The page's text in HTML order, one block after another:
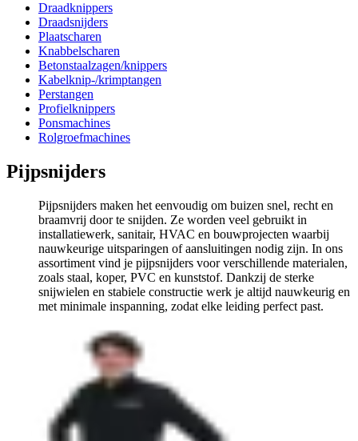
Draadknippers
Draadsnijders
Plaatscharen
Knabbelscharen
Betonstaalzagen/knippers
Kabelknip-/krimptangen
Perstangen
Profielknippers
Ponsmachines
Rolgroefmachines
Pijpsnijders
Pijpsnijders maken het eenvoudig om buizen snel, recht en
braamvrij door te snijden. Ze worden veel gebruikt in
installatiewerk, sanitair, HVAC en bouwprojecten waarbij
nauwkeurige uitsparingen of aansluitingen nodig zijn. In ons
assortiment vind je pijpsnijders voor verschillende materialen,
zoals staal, koper, PVC en kunststof. Dankzij de sterke
snijwielen en stabiele constructie werk je altijd nauwkeurig en
met minimale inspanning, zodat elke leiding perfect past.